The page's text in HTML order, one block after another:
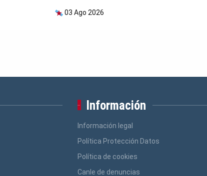
03 Ago 2026
Información
Información legal
Política Protección Datos
Política de cookies
Canle de denuncias